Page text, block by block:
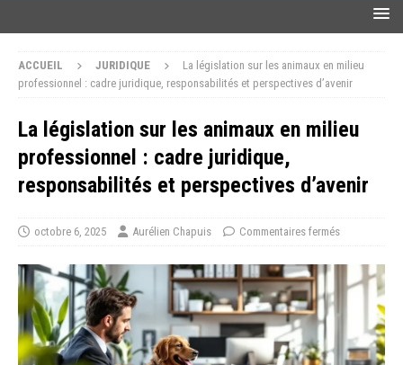
ACCUEIL JURIDIQUE
La législation sur les animaux en milieu
professionnel : cadre juridique, responsabilités et perspectives d’avenir
La législation sur les animaux en milieu
professionnel : cadre juridique,
responsabilités et perspectives d’avenir
octobre 6, 2025 Aurélien Chapuis Commentaires fermés